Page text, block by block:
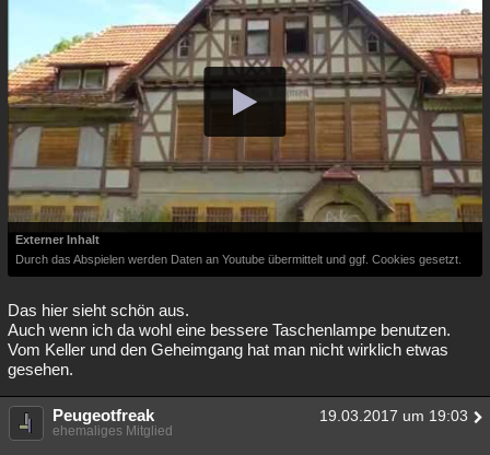
Externer Inhalt
Durch das Abspielen werden Daten an Youtube übermittelt und ggf. Cookies gesetzt.
Das hier sieht schön aus.
Auch wenn ich da wohl eine bessere Taschenlampe benutzen.
Vom Keller und den Geheimgang hat man nicht wirklich etwas
gesehen.
Peugeotfreak 19.03.2017 um 19:03
ehemaliges Mitglied